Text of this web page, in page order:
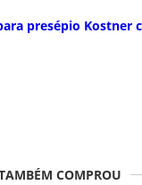
presépio Kostner
COMPROU